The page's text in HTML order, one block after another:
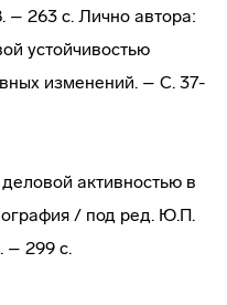
263 с. Лично автора:
устойчивостью
изменений. – С. 37-
активностью в
/ под ред. Ю.П.
– 299 с.